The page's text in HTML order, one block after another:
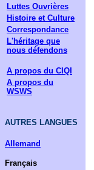
Luttes Ouvrières
Histoire et Culture
Correspondance
L'héritage que
nous défendons
A propos du CIQI
A propos du
WSWS
AUTRES LANGUES
Allemand
Français